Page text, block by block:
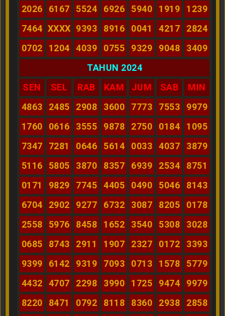
2026 6167 5524 6926 5940 1919
1239
7464 XXXX 9393 8916 0041 4217
2824
0702
1204 4039 0755 9329 9048
3409
TAHUN 2024
SEN
SEL RAB KAM JUM SAB
MIN
4863
2485 2908 3600 7773 7553
9979
1760
0616 3555 9878 2750 0184
1095
7347
7281 0646 5614 0033 4037
3879
5116
5805 3870 8357 6939 2534
8751
0171
9829 7745 4405 0490 5046
8143
6704
2902 9277 6732 3087 8205
0178
2558
5976 8458 1652 3540 5308
3028
0685
8743 2911 1907 2327 0172
3393
9399
6142 9319 7093 0713 1578
5779
4432
4707 2298 3990 1725 9474
9979
8220
8471 0792 8118 8360 2938
2858